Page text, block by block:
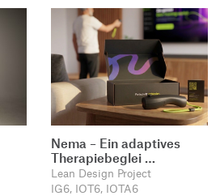
Nema – Ein adaptives
Therapiebeglei …
Lean Design Project
IG6, IOT6, IOTA6